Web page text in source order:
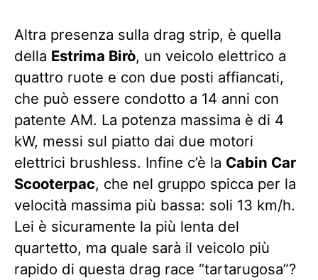
Altra presenza sulla drag strip, è quella
della Estrima Birò, un veicolo elettrico a
quattro ruote e con due posti affiancati,
che può essere condotto a 14 anni con
patente AM. La potenza massima è di 4
kW, messi sul piatto dai due motori
elettrici brushless. Infine c’è la Cabin Car
Scooterpac, che nel gruppo spicca per la
velocità massima più bassa: soli 13 km/h.
Lei è sicuramente la più lenta del
quartetto, ma quale sarà il veicolo più
rapido di questa drag race “tartarugosa”?